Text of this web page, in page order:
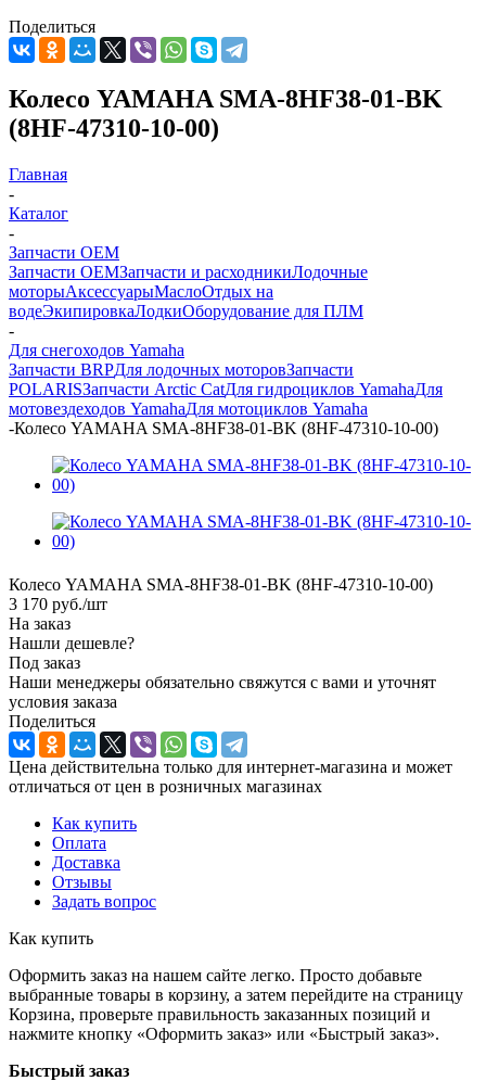
Поделиться
Колесо YAMAHA SMA-8HF38-01-BK
(8HF-47310-10-00)
Главная
-
Каталог
-
Запчасти OEM
Запчасти OEMЗапчасти и расходникиЛодочные
моторыАксессуарыМаслоОтдых на
водеЭкипировкаЛодкиОборудование для ПЛМ
-
Для снегоходов Yamaha
Запчасти BRPДля лодочных моторовЗапчасти
POLARISЗапчасти Arctic CatДля гидроциклов YamahaДля
мотовездеходов YamahaДля мотоциклов Yamaha
-Колесо YAMAHA SMA-8HF38-01-BK (8HF-47310-10-00)
Колесо YAMAHA SMA-8HF38-01-BK (8HF-47310-10-00)
3 170 руб./шт
На заказ
Нашли дешевле?
Под заказ
Наши менеджеры обязательно свяжутся с вами и уточнят
условия заказа
Поделиться
Цена действительна только для интернет-магазина и может
отличаться от цен в розничных магазинах
Как купить
Оплата
Доставка
Отзывы
Задать вопрос
Как купить
Оформить заказ на нашем сайте легко. Просто добавьте
выбранные товары в корзину, а затем перейдите на страницу
Корзина, проверьте правильность заказанных позиций и
нажмите кнопку «Оформить заказ» или «Быстрый заказ».
Быстрый заказ